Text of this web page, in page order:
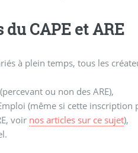
CAPE et ARE
à plein temps, tous les
ou non des ARE),
(même si cette
voir nos articles sur ce sujet),